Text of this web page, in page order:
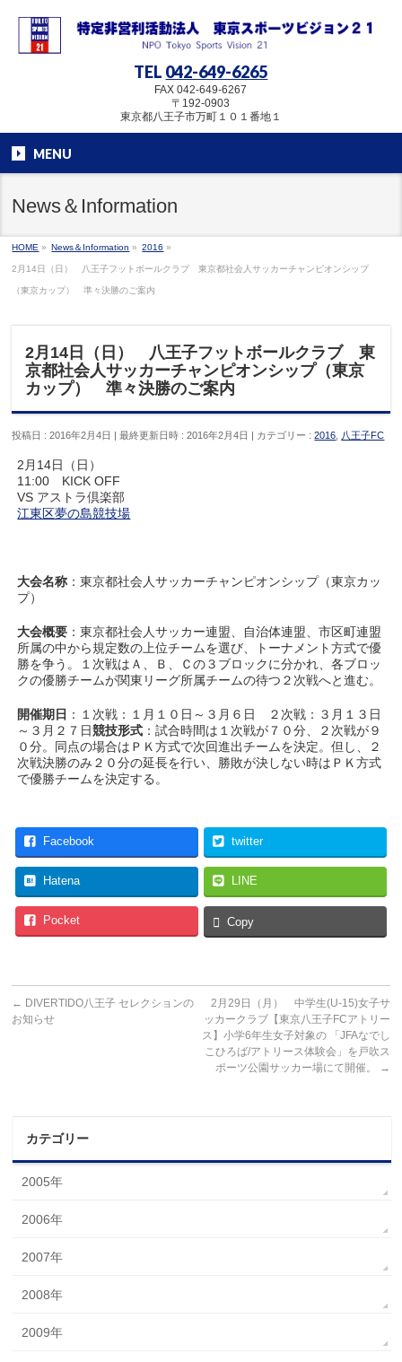
TEL 042-649-6265
FAX 042-649-6267
〒192-0903
東京都八王子市万町１０１番地１
MENU
News＆Information
HOME » News＆Information » 2016 »
2月14日（日） 八王子フットボールクラブ 東京都社会人サッカーチャンピオンシップ
（東京カップ） 準々決勝のご案内
2月14日（日） 八王子フットボールクラブ 東
京都社会人サッカーチャンピオンシップ（東京
カップ） 準々決勝のご案内
投稿日 : 2016年2月4日 最終更新日時 : 2016年2月4日 カテゴリー :2016 八王子FC
2月14日（日）
11:00 KICK OFF
VS アストラ倶楽部
江東区夢の島競技場
大会名称 ：東京都社会人サッカーチャンピオンシップ（東京カッ
プ）
大会概要 ：東京都社会人サッカー連盟、自治体連盟、市区町連盟
所属の中から規定数の上位チームを選び、トーナメント方式で優
勝を争う。１次戦はＡ、Ｂ、Ｃの３ブロックに分かれ、各ブロッ
クの優勝チームが関東リーグ所属チームの待つ２次戦へと進む。
開催期日 ：１次戦：１月１０日～３月６日 ２次戦：３月１３日
～３月２７日競技形式 ：試合時間は１次戦が７０分、２次戦が９
０分。同点の場合はＰＫ方式で次回進出チームを決定。但し、２
次戦決勝のみ２０分の延長を行い、勝敗が決しない時はＰＫ方式
で優勝チームを決定する。
Facebook twitter
Hatena LINE
Pocket Copy
← DIVERTIDO八王子 セレクションの
お知らせ
2月29日（月） 中学生(U-15)女子サ
ッカークラブ【東京八王子FCアトリー
ス】小学6年生女子対象の 「JFAなでし
こひろば/アトリース体験会」を戸吹ス
ポーツ公園サッカー場にて開催。
→
カテゴリー
2005年
2006年
2007年
2008年
2009年